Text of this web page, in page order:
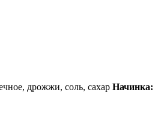
дрожжи, соль, сахар Начинка: